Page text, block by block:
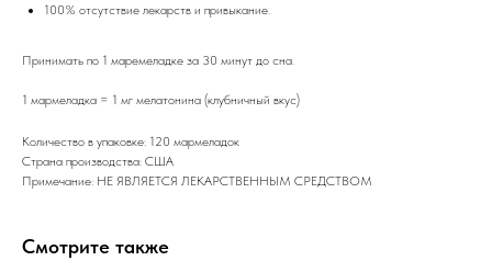
100% отсутствие лекарств и привыкание.
Принимать по 1 маремеладке за 30 минут до сна.
1 мармеладка = 1 мг мелатонина (клубничный вкус)
Количество в упаковке: 120 мармеладок
Страна производства: США
Примечание: НЕ ЯВЛЯЕТСЯ ЛЕКАРСТВЕННЫМ СРЕДСТВОМ
Смотрите также